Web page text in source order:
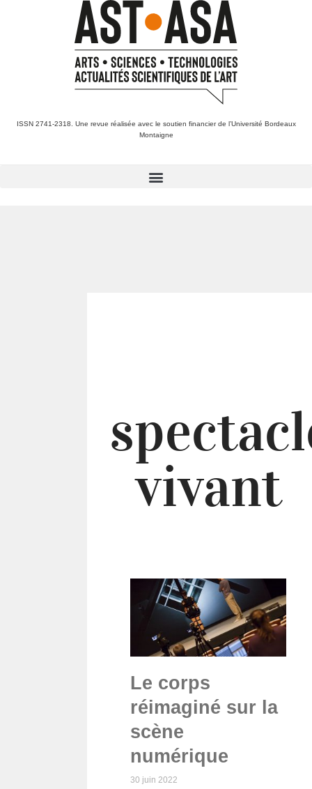
ISSN 2741-2318. Une revue réalisée avec le soutien financier de l’Université Bordeaux
Montaigne
vivant
Le corps
réimaginé sur la
scène
numérique
30 juin 2022